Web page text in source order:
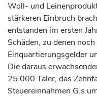
Woll- und
stärkeren Einbruch
entstanden im ersten
Schäden, zu denen
Einquartierungsgelder
Die daraus
25.000 Taler, das
Steuereinnahmen G.s